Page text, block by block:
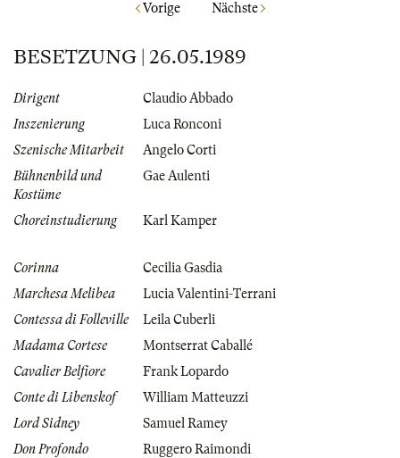
Vorige Nächste
BESETZUNG | 26.05.1989
Dirigent
Claudio Abbado
Inszenierung
Luca Ronconi
Szenische Mitarbeit
Angelo Corti
Bühnenbild und
Kostüme
Gae Aulenti
Choreinstudierung Karl Kamper
Corinna
Cecilia Gasdia
Marchesa Melibea
Lucia Valentini-Terrani
Contessa di Folleville
Leila Cuberli
Madama Cortese
Montserrat Caballé
Cavalier Belfiore
Frank Lopardo
Conte di Libenskof
William Matteuzzi
Lord Sidney
Samuel Ramey
Don Profondo
Ruggero Raimondi